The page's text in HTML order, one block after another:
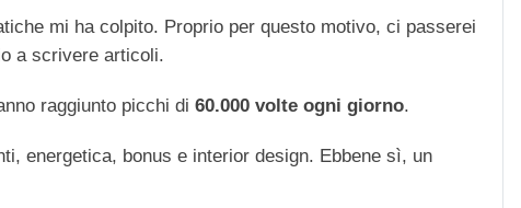
mi ha colpito. Proprio per questo motivo, ci passerei
a scrivere articoli.
raggiunto picchi di 60.000 volte ogni giorno.
energetica, bonus e interior design. Ebbene sì, un